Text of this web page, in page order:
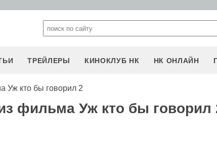
ТРЕЙЛЕРЫ КИНОКЛУБ НК НК ОНЛАЙН
Уж кто бы говорил 2
фильма Уж кто бы говорил